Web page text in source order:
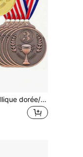
1 pièce Médaille métallique dorée/argentée/bronze avec sangle pour le cou, convient pour les événements sportifs, les activités scolaires et les remises de prix d'entreprise (boîte-cadeau non incluse)